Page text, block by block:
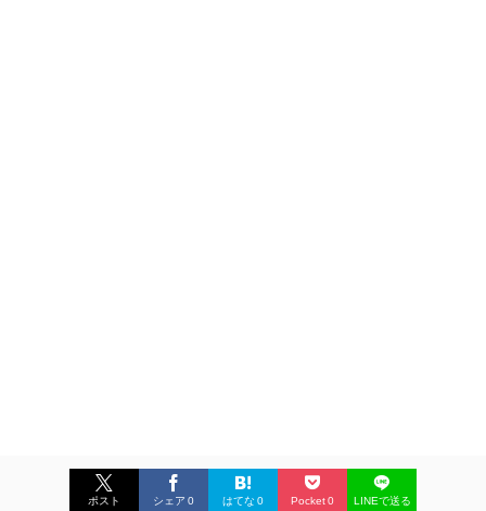
ポスト シェア 0 はてな 0 Pocket0 LINEで送る